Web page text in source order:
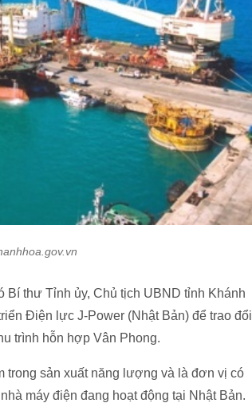
Bí thư Tỉnh ủy, Chủ tịch UBND tỉnh Khánh
Điện lực J-Power (Nhật Bản) để trao đổi
trình hỗn hợp Vân Phong.
trong sản xuất năng lượng và là đơn vị có
máy điện đang hoạt động tại Nhật Bản.